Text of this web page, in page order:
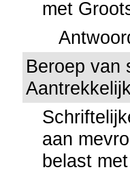
met
Beroep van
aan
belast